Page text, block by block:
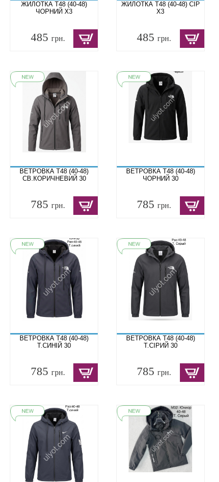
ЖИЛОТКА T48 (40-48)
ЧОРНИЙ X3
485 грн.
ЖИЛОТКА T48 (40-48) СІР
X3
485грн.
ВЕТРОВКА T48 (40-48)
СВ.КОРИЧНЕВИЙ 30
785 грн.
ВЕТРОВКА T48 (40-48)
ЧОРНИЙ 30
785грн.
ВЕТРОВКА T48 (40-48)
Т.СИНІЙ 30
785 грн.
ВЕТРОВКА T48 (40-48)
Т.СІРИЙ 30
785грн.